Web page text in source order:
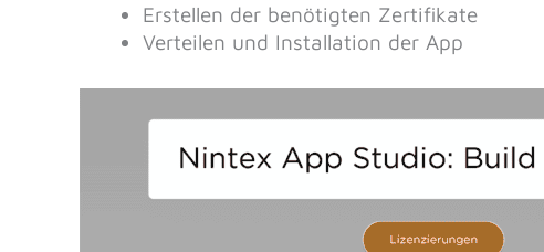
Erstellen der benötigten Zertifikate
Verteilen und Installation der App